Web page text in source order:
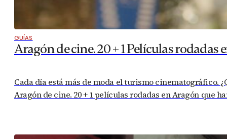
GUÍAS
Aragón de cine. 20 + 1 Películas rodadas
Cada día está más de moda el turismo cinematográfico.
Aragón de cine. 20 + 1 películas rodadas en Aragón que